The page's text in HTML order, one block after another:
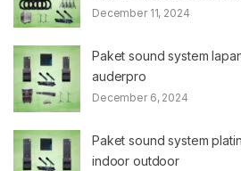
December 11, 2024
Paket sound system
auderpro
December 6, 2024
Paket sound system
indoor outdoor